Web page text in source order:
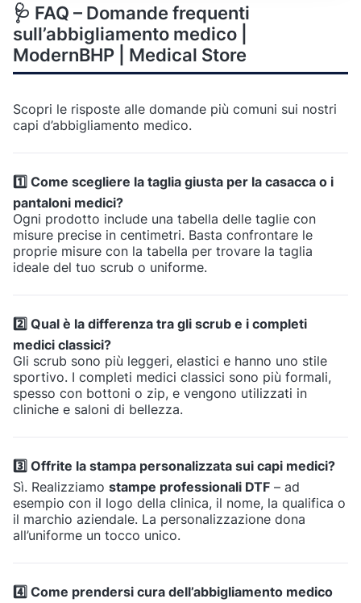
🩺 FAQ – Domande frequenti
sull’abbigliamento medico |
ModernBHP | Medical Store
Scopri le risposte alle domande più comuni sui nostri
capi d’abbigliamento medico.
1️⃣ Come scegliere la taglia giusta per la casacca o i
pantaloni medici?
Ogni prodotto include una tabella delle taglie con
misure precise in centimetri. Basta confrontare le
proprie misure con la tabella per trovare la taglia
ideale del tuo scrub o uniforme.
2️⃣ Qual è la differenza tra gli scrub e i completi
medici classici?
Gli scrub sono più leggeri, elastici e hanno uno stile
sportivo. I completi medici classici sono più formali,
spesso con bottoni o zip, e vengono utilizzati in
cliniche e saloni di bellezza.
3️⃣ Offrite la stampa personalizzata sui capi medici?
Sì. Realizziamo stampe professionali DTF – ad
esempio con il logo della clinica, il nome, la qualifica o
il marchio aziendale. La personalizzazione dona
all’uniforme un tocco unico.
4️⃣ Come prendersi cura dell’abbigliamento medico